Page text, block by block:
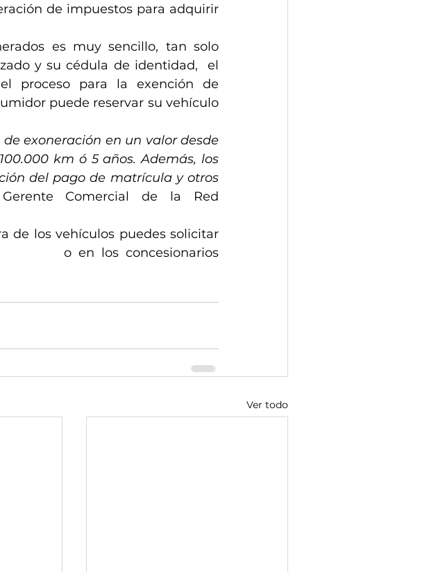
de impuestos para adquirir
es muy sencillo, tan solo
y su cédula de identidad,  el
proceso para la exención de
puede reservar su vehículo
de exoneración en un valor desde
km ó 5 años. Además, los
del pago de matrícula y otros
Comercial de la Red
de los vehículos puedes solicitar
o en los concesionarios
Ver todo